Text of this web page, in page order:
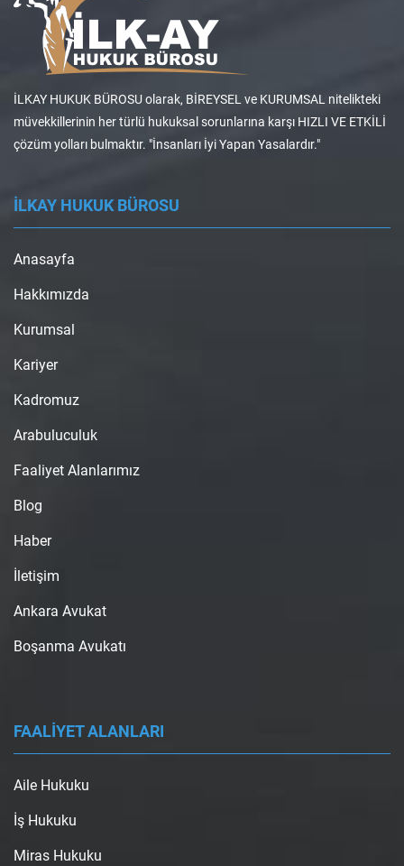
İLKAY HUKUK BÜROSU olarak, BİREYSEL ve KURUMSAL nitelikteki
müvekkillerinin her türlü hukuksal sorunlarına karşı HIZLI VE ETKİLİ
çözüm yolları bulmaktır. "İnsanları İyi Yapan Yasalardır."
İLKAY HUKUK BÜROSU
Anasayfa
Hakkımızda
Kurumsal
Kariyer
Kadromuz
Arabuluculuk
Faaliyet Alanlarımız
Blog
Haber
İletişim
Ankara Avukat
Boşanma Avukatı
FAALİYET ALANLARI
Aile Hukuku
İş Hukuku
Miras Hukuku